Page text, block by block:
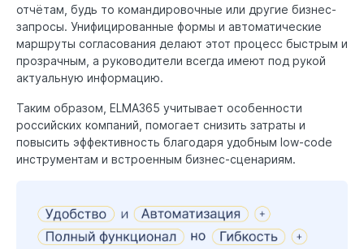
отчётам, будь то командировочные или другие бизнес-
запросы. Унифицированные формы и автоматические
маршруты согласования делают этот процесс быстрым и
прозрачным, а руководители всегда имеют под рукой
актуальную информацию.
Таким образом, ELMA365 учитывает особенности
российских компаний, помогает снизить затраты и
повысить эффективность благодаря удобным low-code
инструментам и встроенным бизнес-сценариям.